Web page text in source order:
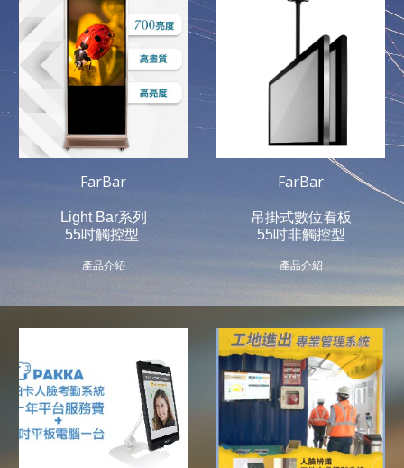
FarBar
Light Bar系列
55吋觸控型
產品介紹
FarBar
吊掛式數位看板
55吋非觸控型
產品介紹